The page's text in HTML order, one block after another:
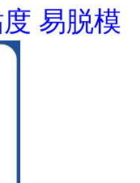
易脱模